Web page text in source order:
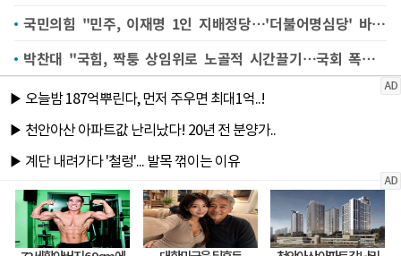
국민의힘 "민주, 이재명 1인 지배정당…'더불어명심당' 바꿔라"
박찬대 "국힘, 짝퉁 상임위로 노골적 시간끌기…국회 폭력세력 '국폭'"